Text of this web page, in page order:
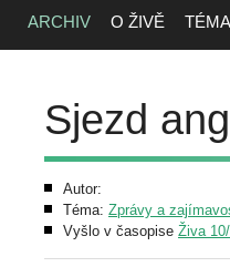
ARCHIV O ŽIVĚ
Sjezd
Autor:
Téma: Zprávy a
Vyšlo v časopise Živa